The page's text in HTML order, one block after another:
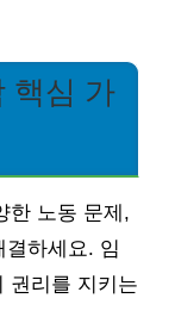
핵심 가
한 노동 문제,
결하세요. 임
권리를 지키는